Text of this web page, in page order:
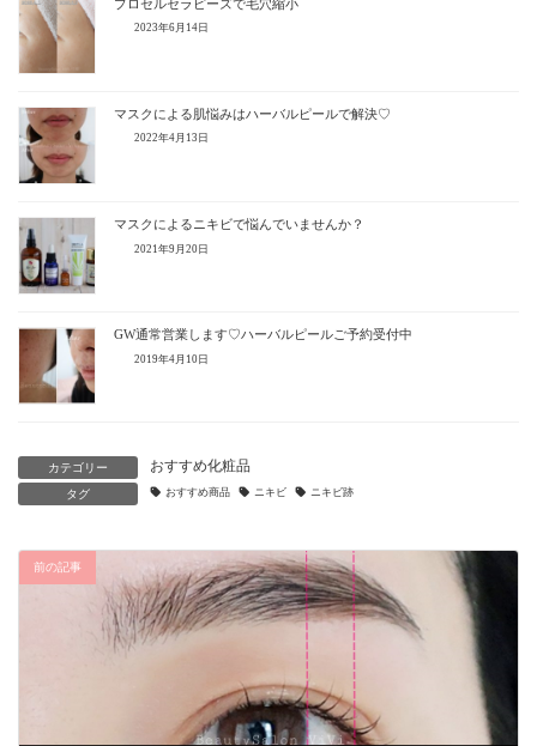
プロセルセラピーズで毛穴縮小
2023年6月14日
マスクによる肌悩みはハーバルピールで解決♡
2022年4月13日
マスクによるニキビで悩んでいませんか？
2021年9月20日
GW通常営業します♡ハーバルピールご予約受付中
2019年4月10日
カテゴリー おすすめ化粧品
タグ おすすめ商品 ニキビ ニキビ跡
前の記事